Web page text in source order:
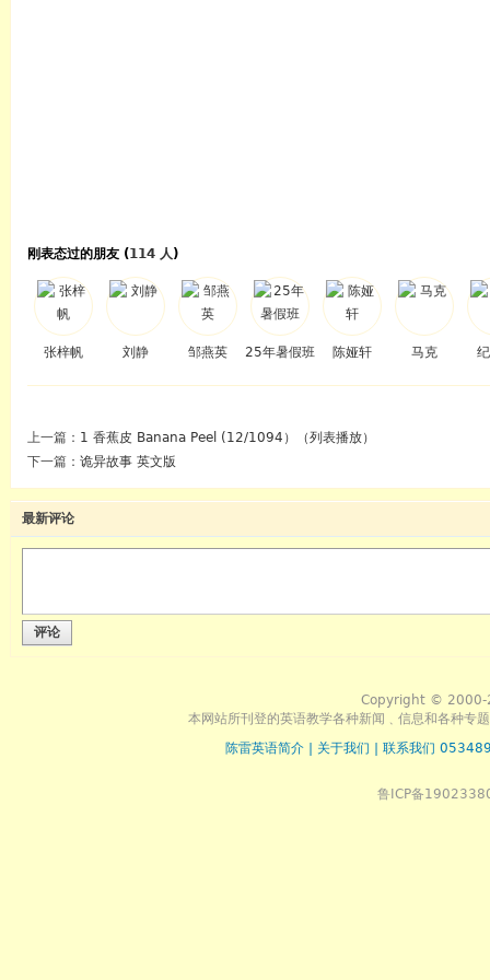
刚表态过的朋友 (114 人)
张梓帆 刘静 邹燕英 25年暑假班 陈娅轩 马克
上一篇： 1 香蕉皮 Banana Peel (12/1094）（列表播放）
下一篇： 诡异故事 英文版
最新评论
评论
Copyright © 2000-
本网站所刊登的英语教学各种新闻﹑信息和各种专
陈雷英语简介
关于我们 联系我们
鲁ICP备